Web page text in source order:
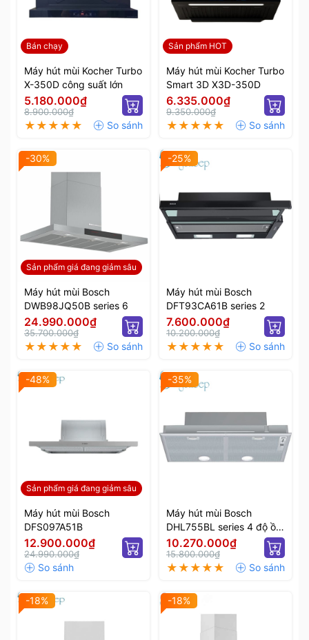
Bán chạy
Máy hút mùi Kocher Turbo
X-350D công suất lớn
5.180.000₫
8.900.000₫
Sản phẩm HOT
Máy hút mùi Kocher Turbo
Smart 3D X3D-350D
6.335.000₫
9.350.000₫
Sản phẩm giá đang giảm sâu
-30%
Máy hút mùi Bosch
DWB98JQ50B series 6
24.990.000₫
35.700.000₫
-25%
Máy hút mùi Bosch
DFT93CA61B series 2
7.600.000₫
10.200.000₫
Sản phẩm giá đang giảm sâu
-48%
Máy hút mùi Bosch
DFS097A51B
12.900.000₫
24.990.000₫
-35%
Máy hút mùi Bosch
DHL755BL series 4 độ ồn
thấp
10.270.000₫
15.800.000₫
-18% -18%